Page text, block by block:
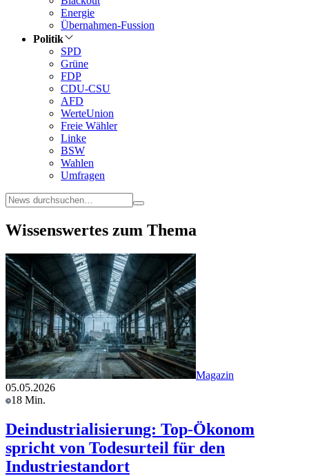
Energie
Übernahmen-Fussion
Politik
SPD
Grüne
FDP
CDU-CSU
AFD
WerteUnion
Freie Wähler
Linke
BSW
Wahlen
Umfragen
Wissenswertes zum Thema
Magazin
05.05.2026
18 Min.
Deindustrialisierung: Top-Ökonom
spricht von Todesurteil für den
Industriestandort